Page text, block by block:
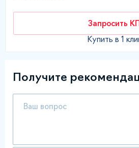
Запросить КП
Купить в 1
Получите